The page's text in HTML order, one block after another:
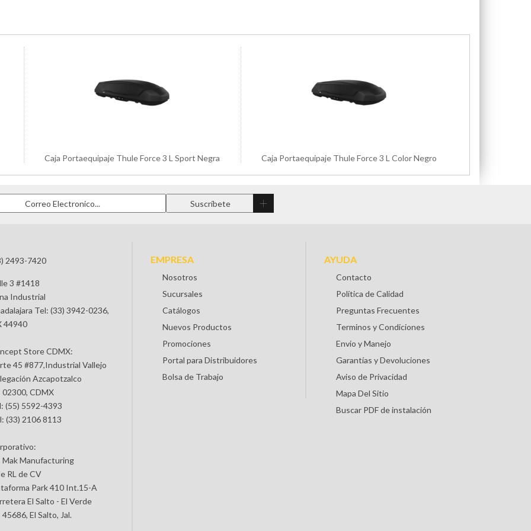
Caja Portaequipaje Thule Force 3 L Sport Negra Caja Portaequipaje Thule Force 3 L Color Negro
2493-7420
3 #1418
Industrial
Tel: (33) 3942-0236,
44940
Store CDMX:
45 #877,Industrial Vallejo
Azcapotzalco
02300, CDMX
(55) 5592-4393
(33) 2106 8113
Mak Manufacturing
RL de CV
Park 410 Int.15-A
El Salto - El Verde
45686, El Salto, Jal.
EMPRESA
Nosotros
Sucursales
Catálogos
Nuevos Productos
Promociones
Portal para Distribuidores
Bolsa de Trabajo
AYUDA
Contacto
Política de Calidad
Preguntas Frecuentes
Terminos y Condiciones
Envio y Manejo
Garantías y Devoluciones
Aviso de Privacidad
Mapa Del Sitio
Buscar PDF de instalación